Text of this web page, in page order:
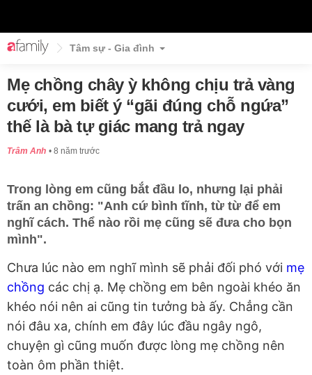
Tâm sự - Gia đình
Mẹ chồng chây ỳ không chịu trả vàng
cưới, em biết ý “gãi đúng chỗ ngứa”
thế là bà tự giác mang trả ngay
Trâm Anh 8 năm trước
Trong lòng em cũng bắt đầu lo, nhưng lại phải
trấn an chồng: "Anh cứ bình tĩnh, từ từ để em
nghĩ cách. Thể nào rồi mẹ cũng sẽ đưa cho bọn
mình".
Chưa lúc nào em nghĩ mình sẽ phải đối phó với mẹ
chồng các chị ạ. Mẹ chồng em bên ngoài khéo ăn
khéo nói nên ai cũng tin tưởng bà ấy. Chẳng cần
nói đâu xa, chính em đây lúc đầu ngây ngô,
chuyện gì cũng muốn được lòng mẹ chồng nên
toàn ôm phần thiệt.